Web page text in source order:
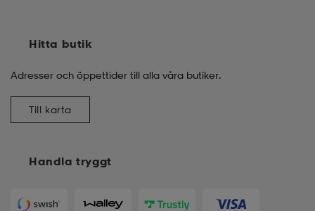
Handla tryggt
Hitta butik
Adresser och öppettider till alla våra butiker.
Till karta